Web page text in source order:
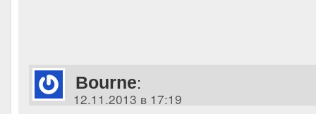
Bourne:
12.11.2013 в 17:19